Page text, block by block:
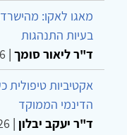
מאגו לאקו:
בעיות התנהגות
ד"ר ליאור סומך |
אקטיביות
הדינמי הממוקד
ד"ר יעקב יבלון |